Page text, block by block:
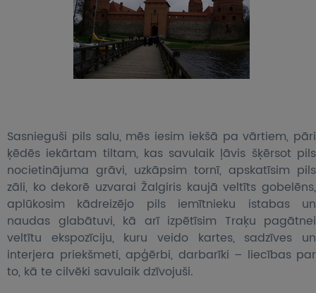
Sasnieguši pils salu, mēs iesim iekšā pa vārtiem, pāri
ķēdēs iekārtam tiltam, kas savulaik ļāvis šķērsot pils
nocietinājuma grāvi, uzkāpsim tornī, apskatīsim pils
zāli, ko dekorē uzvarai Žalgiris kaujā veltīts gobelēns,
aplūkosim kādreizējo pils iemītnieku istabas un
naudas glabātuvi, kā arī izpētīsim Traķu pagātnei
veltītu ekspozīciju, kuru veido kartes, sadzīves un
interjera priekšmeti, apģērbi, darbarīki – liecības par
to, kā te cilvēki savulaik dzīvojuši.